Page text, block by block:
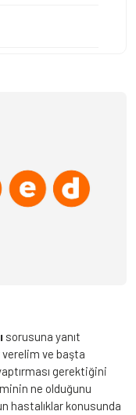
sorusuna yanıt
verelim ve başta
gerektiğini
ne olduğunu
hastalıklar konusunda